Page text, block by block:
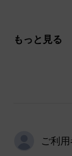
もっと見る
ご利